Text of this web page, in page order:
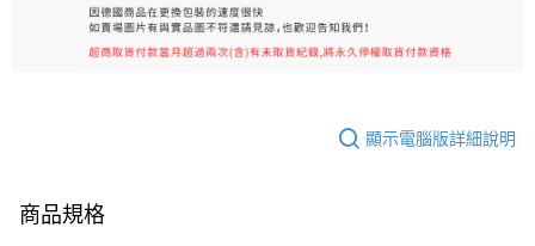
顯示電腦版詳細說明
商品規格